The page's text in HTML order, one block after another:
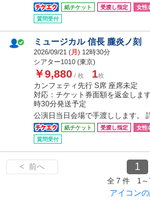
紙チケット 受渡し指定 女性
質問受付
ミュージカル 信長 朧炎ノ刻
2026/09/21 (月) 12時30分
シアター1010 (東京)
￥9,880 / 枚 1枚
カンフェティ先行 S席 座席未定
対応：チケット券面額を返金しま
時30分発送予定
公演日当日会場で手渡しします。
紙チケット 受渡し指定 女性
質問受付
< 前へ 1
全 7 件 1～
アイコン